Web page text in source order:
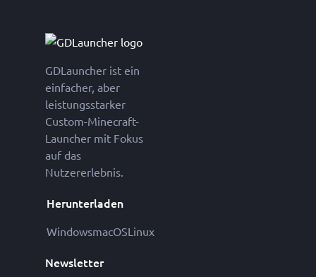
GDLauncher ist ein
einfacher, aber
leistungsstarker
Custom-Minecraft-
Launcher mit Fokus
auf das
Nutzererlebnis.
Herunterladen
WindowsmacOSLinux
Newsletter